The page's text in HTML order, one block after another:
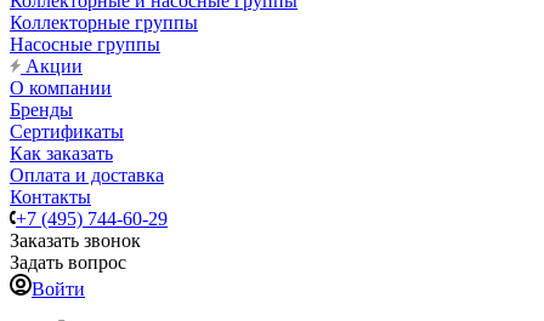
Коллекторные группы
Насосные группы
Акции
О компании
Бренды
Сертификаты
Как заказать
Оплата и доставка
Контакты
+7 (495) 744-60-29
Заказать звонок
Задать вопрос
Войти